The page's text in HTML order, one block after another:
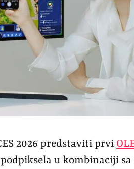
2026 predstaviti prvi
u kombinaciji sa